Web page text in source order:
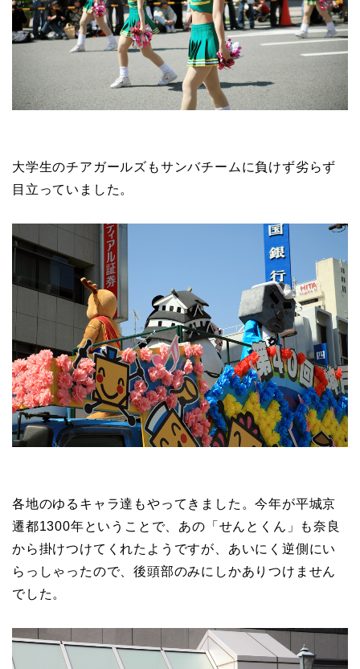
大学生のチアガールズもサンバチームに負けず劣らず
目立っていました。
各地のゆるキャラ達もやってきました。今年が平城京
遷都1300年ということで、あの「せんとくん」も奈良
から掛けつけてくれたようですが、あいにく逆側にい
らっしゃったので、後頭部のみにしかありつけません
でした。